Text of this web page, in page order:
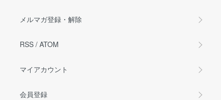
メルマガ登録・解除
RSS / ATOM
マイアカウント
会員登録